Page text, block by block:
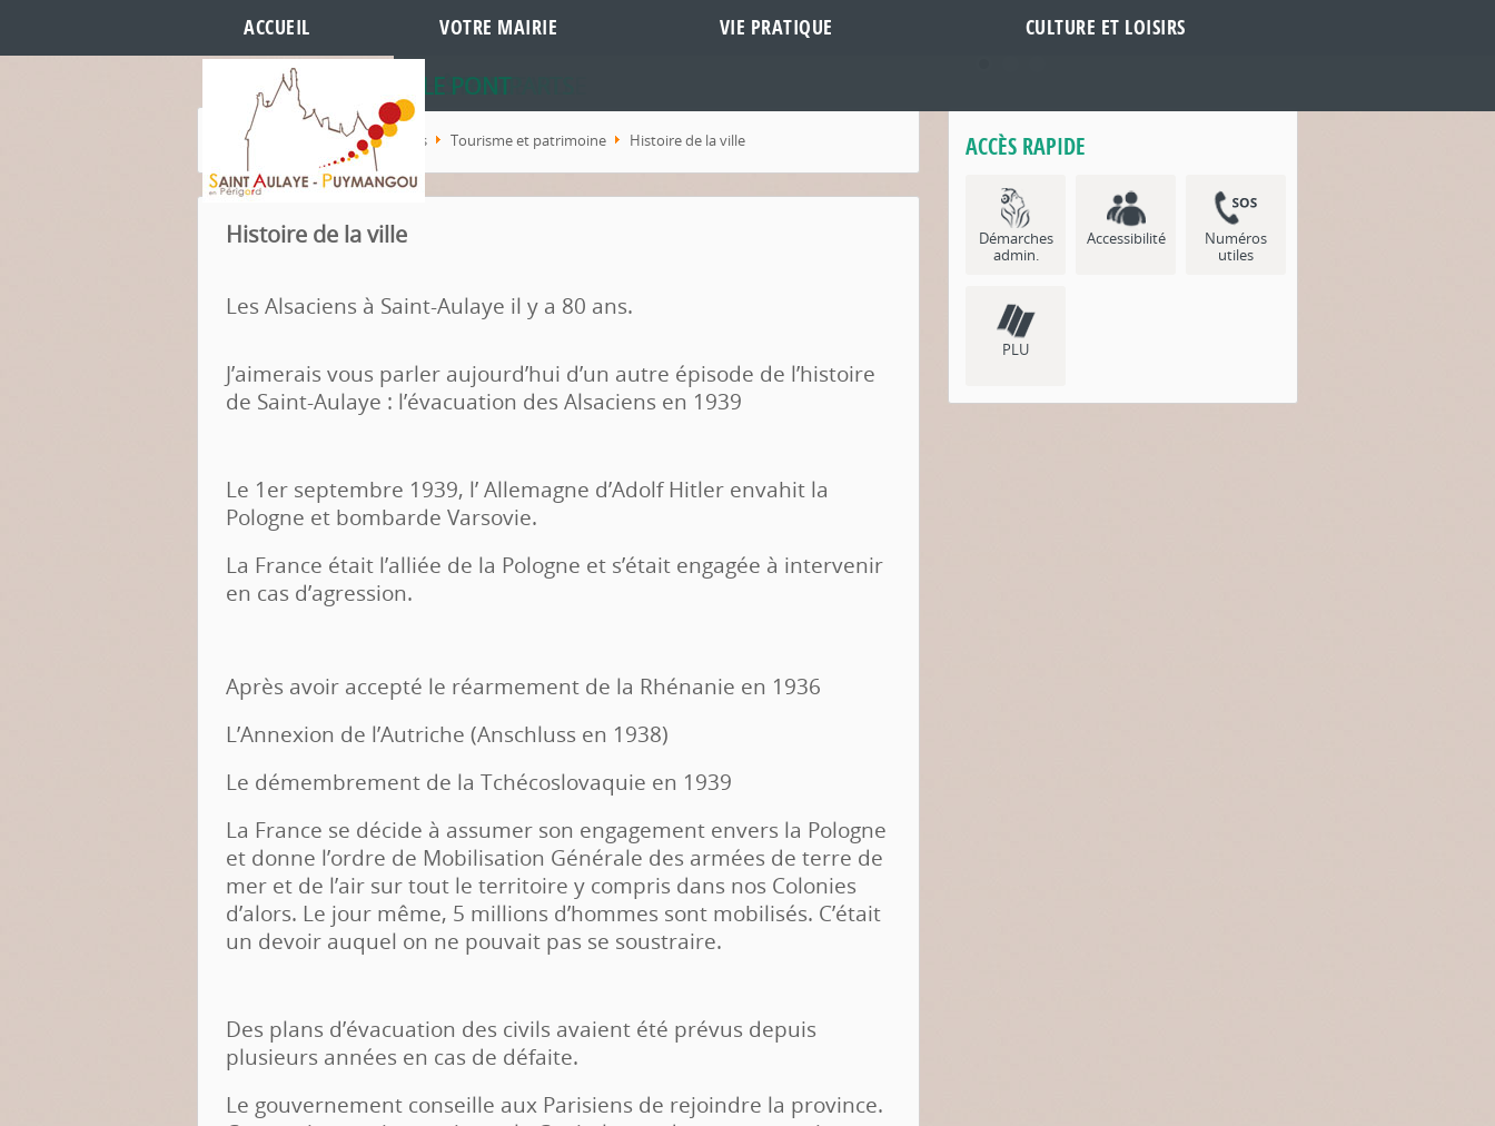
ACCUEIL VOTRE MAIRIE VIE PRATIQUE CULTURE ET LOISIRS
HÔTEL DE VILLE
LES REMPARTS
LE PONT
Culture et loisirs Tourisme et patrimoine Histoire de la ville
Histoire de la ville
Les Alsaciens à Saint-Aulaye il y a 80 ans.
J’aimerais vous parler aujourd’hui d’un autre épisode de l’histoire
de Saint-Aulaye : l’évacuation des Alsaciens en 1939
Le 1er septembre 1939, l’ Allemagne d’Adolf Hitler envahit la
Pologne et bombarde Varsovie.
La France était l’alliée de la Pologne et s’était engagée à intervenir
en cas d’agression.
Après avoir accepté le réarmement de la Rhénanie en 1936
L’Annexion de l’Autriche (Anschluss en 1938)
Le démembrement de la Tchécoslovaquie en 1939
La France se décide à assumer son engagement envers la Pologne
et donne l’ordre de Mobilisation Générale des armées de terre de
mer et de l’air sur tout le territoire y compris dans nos Colonies
d’alors. Le jour même, 5 millions d’hommes sont mobilisés. C’était
un devoir auquel on ne pouvait pas se soustraire.
Des plans d’évacuation des civils avaient été prévus depuis
plusieurs années en cas de défaite.
Le gouvernement conseille aux Parisiens de rejoindre la province.
ACCÈS RAPIDE
Démarches
admin.
Accessibilité
Numéros
utiles
PLU